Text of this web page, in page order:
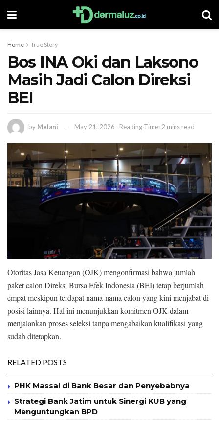
Home True Story
Bos INA Oki dan Laksono
Masih Jadi Calon Direksi
BEI
by Melani May 21, 2026 Reading Time: 2 mins read
Otoritas Jasa Keuangan (OJK) mengonfirmasi bahwa jumlah
paket calon Direksi Bursa Efek Indonesia (BEI) tetap berjumlah
empat meskipun terdapat nama-nama calon yang kini menjabat di
posisi lainnya. Hal ini menunjukkan komitmen OJK dalam
menjalankan proses seleksi tanpa mengabaikan kualifikasi yang
sudah ditetapkan.
RELATED POSTS
PHK Massal di Bank Besar dan Penyebabnya
Strategi Bank Jatim untuk Sinergi KUB yang
Menguntungkan BPD